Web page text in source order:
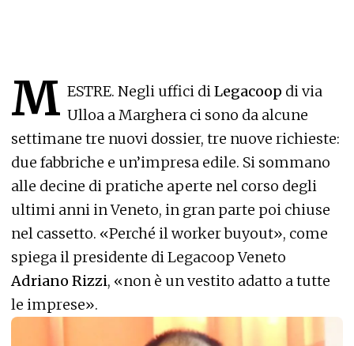
M ESTRE. Negli uffici diLegacoop di via
Ulloa a Marghera ci sono da alcune
settimane tre nuovi dossier, tre nuove richieste:
due fabbriche e un’impresa edile. Si sommano
alle decine di pratiche aperte nel corso degli
ultimi anni in Veneto, in gran parte poi chiuse
nel cassetto. «Perché il worker buyout», come
spiega il presidente di Legacoop Veneto
Adriano Rizzi, «non è un vestito adatto a tutte
le imprese».